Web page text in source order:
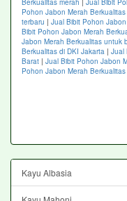
Berkualitas merah | Jual Bibit
Pohon Jabon Merah
terbaru | Jual Bibit Pohon
Bibit Pohon Jabon Merah
Jabon Merah Berkualitas untuk
Berkualitas di DKI Jakarta | Jual
Barat | Jual Bibit Pohon Jabon
Pohon Jabon Merah
Kayu Albasia